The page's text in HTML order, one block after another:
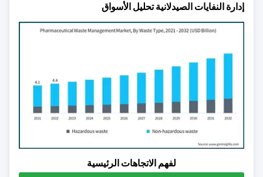
إدارة النفايات الصيدلانية تحليل الأسواق
لفهم الاتجاهات الرئيسية